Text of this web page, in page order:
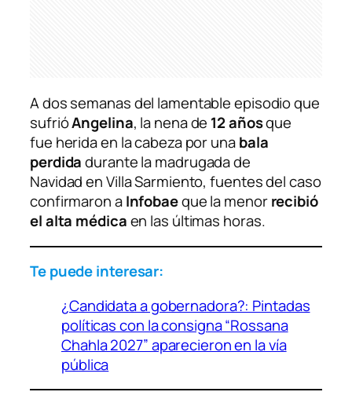
A dos semanas del lamentable episodio que
sufrióAngelina, la nena de 12 añosque
fue herida en la cabeza por unabala
perdidadurante la madrugada de
Navidad en Villa Sarmiento, fuentes del caso
confirmaron aInfobaeque la menorrecibió
el alta médicaen las últimas horas.
Te puede interesar:
¿Candidata a gobernadora?: Pintadas
políticas con la consigna “Rossana
Chahla 2027” aparecieron en la vía
pública